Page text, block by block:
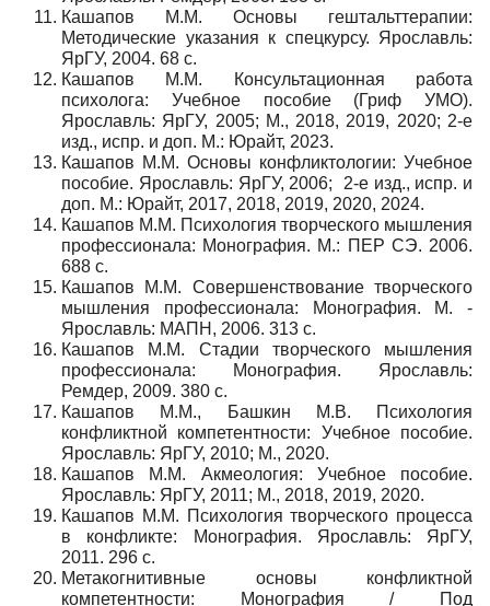
Кашапов М.М. Основы гештальттерапии:
Методические указания к спецкурсу. Ярославль:
ЯрГУ, 2004. 68 с.
Кашапов М.М. Консультационная работа
психолога: Учебное пособие (Гриф УМО).
Ярославль: ЯрГУ, 2005; М., 2018, 2019, 2020; 2-е
изд., испр. и доп. М.: Юрайт, 2023.
Кашапов М.М. Основы конфликтологии: Учебное
пособие. Ярославль: ЯрГУ, 2006; 2-е изд., испр. и
доп. М.: Юрайт, 2017, 2018, 2019, 2020, 2024.
Кашапов М.М. Психология творческого мышления
профессионала: Монография. М.: ПЕР СЭ. 2006.
688 с.
Кашапов М.М. Совершенствование творческого
мышления профессионала: Монография. М. -
Ярославль: МАПН, 2006. 313 с.
Кашапов М.М. Стадии творческого мышления
профессионала: Монография. Ярославль:
Ремдер, 2009. 380 с.
Кашапов М.М., Башкин М.В. Психология
конфликтной компетентности: Учебное пособие.
Ярославль: ЯрГУ, 2010; М., 2020.
Кашапов М.М. Акмеология: Учебное пособие.
Ярославль: ЯрГУ, 2011; М., 2018, 2019, 2020.
Кашапов М.М. Психология творческого процесса
в конфликте: Монография. Ярославль: ЯрГУ,
2011. 296 с.
Метакогнитивные основы конфликтной
компетентности: Монография / Под